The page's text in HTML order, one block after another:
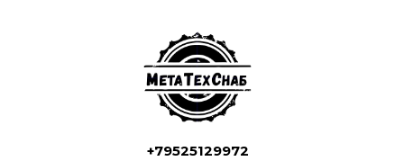
+79525129972